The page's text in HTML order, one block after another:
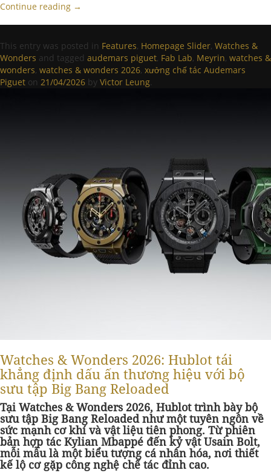
Continue reading →
This entry was posted in Features, Homepage Slider, Watches &
Wonders and tagged audemars piguet, Fab Lab, Meyrin, watches &
wonders, watches & wonders 2026, xưởng chế tác Audemars
Piguet on 21/04/2026 by Victor Leung.
Watches & Wonders 2026: Hublot tái
khẳng định dấu ấn thương hiệu với bộ
sưu tập Big Bang Reloaded
Tại Watches & Wonders 2026, Hublot trình bày bộ
sưu tập Big Bang Reloaded như một tuyên ngôn về
sức mạnh cơ khí và vật liệu tiên phong. Từ phiên
bản hợp tác Kylian Mbappé đến kỷ vật Usain Bolt,
mỗi mẫu là một biểu tượng cá nhân hóa, nơi thiết
kế lộ cơ gặp công nghệ chế tác đỉnh cao.